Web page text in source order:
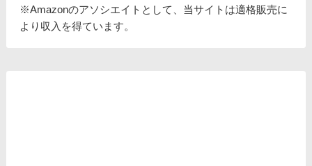
※Amazonのアソシエイトとして、当サイトは適格販売に
より収入を得ています。